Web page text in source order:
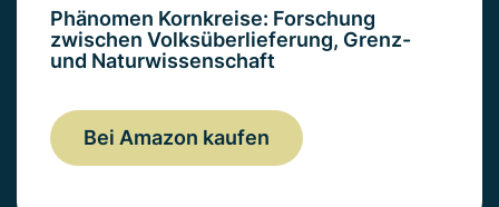
Phänomen Kornkreise: Forschung
zwischen Volksüberlieferung, Grenz-
und Naturwissenschaft
Bei Amazon kaufen